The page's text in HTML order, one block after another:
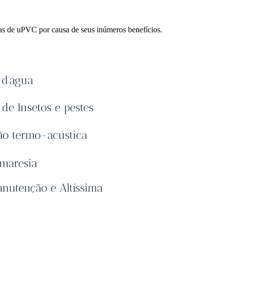
de uPVC por causa de seus inúmeros benefícios.